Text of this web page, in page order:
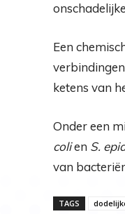
Een
ketens van
Onder een
colien S.
van
TAGS